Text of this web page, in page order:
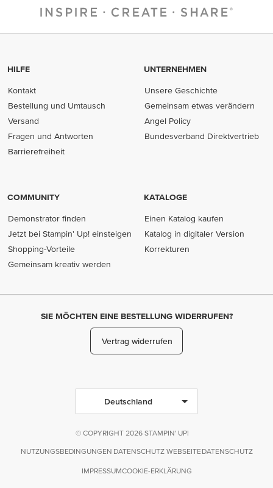
HILFE
Kontakt
Bestellung und Umtausch
Versand
Fragen und Antworten
Barrierefreiheit
UNTERNEHMEN
Unsere Geschichte
Gemeinsam etwas verändern
Angel Policy
Bundesverband Direktvertrieb
COMMUNITY
Demonstrator finden
Jetzt bei Stampin' Up! einsteigen
Shopping-Vorteile
Gemeinsam kreativ werden
KATALOGE
Einen Katalog kaufen
Katalog in digitaler Version
Korrekturen
SIE MÖCHTEN EINE BESTELLUNG WIDERRUFEN?
Vertrag widerrufen
Deutschland
© COPYRIGHT 2026 STAMPIN' UP!
NUTZUNGSBEDINGUNGEN DATENSCHUTZ WEBSEITE DATENSCHUTZ
IMPRESSUMCOOKIE-ERKLÄRUNG